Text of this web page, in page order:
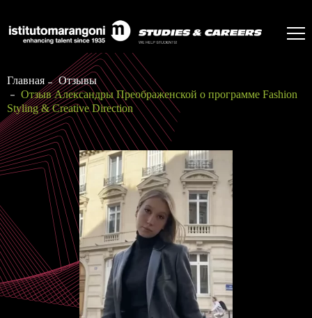
Главная
Отзывы
Отзыв Александры Преображенской о программе Fashion
Styling & Creative Direction